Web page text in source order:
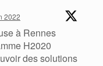
2022
à Rennes
H2020
des solutions